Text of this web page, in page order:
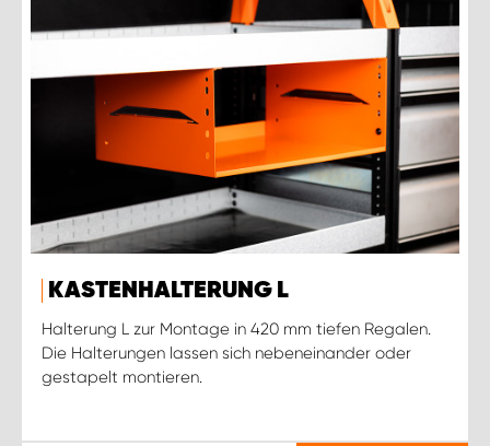
KASTENHALTERUNG L
Halterung L zur Montage in 420 mm tiefen Regalen.
Die Halterungen lassen sich nebeneinander oder
gestapelt montieren.